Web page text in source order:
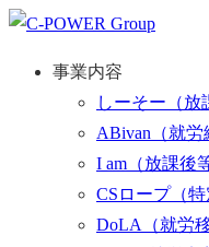
事業内容
しーそー （
ABivan （就
I am （放課後
CSロープ（特
DoLA
（就労